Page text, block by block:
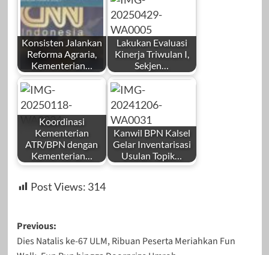
Konsisten Jalankan
Reforma Agraria,
Kementerian…
Lakukan Evaluasi
Kinerja Triwulan I,
Sekjen…
Koordinasi
Kementerian
ATR/BPN dengan
Kementerian…
Kanwil BPN Kalsel
Gelar Inventarisasi
Usulan Topik…
Post Views: 314
Post
navigation
Previous:
Dies Natalis ke-67 ULM, Ribuan Peserta Meriahkan Fun